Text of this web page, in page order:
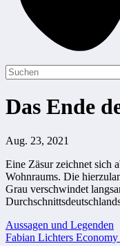
Das Ende
Aug. 23, 2021
Eine Zäsur zeichnet sich
Wohnraums. Die
Grau verschwindet
Aussagen und Legenden
Fabian Lichters Economy